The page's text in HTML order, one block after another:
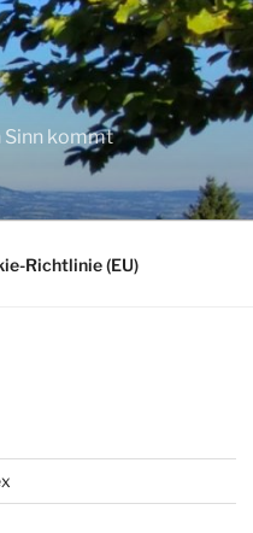
Sinn kommt
Richtlinie (EU)